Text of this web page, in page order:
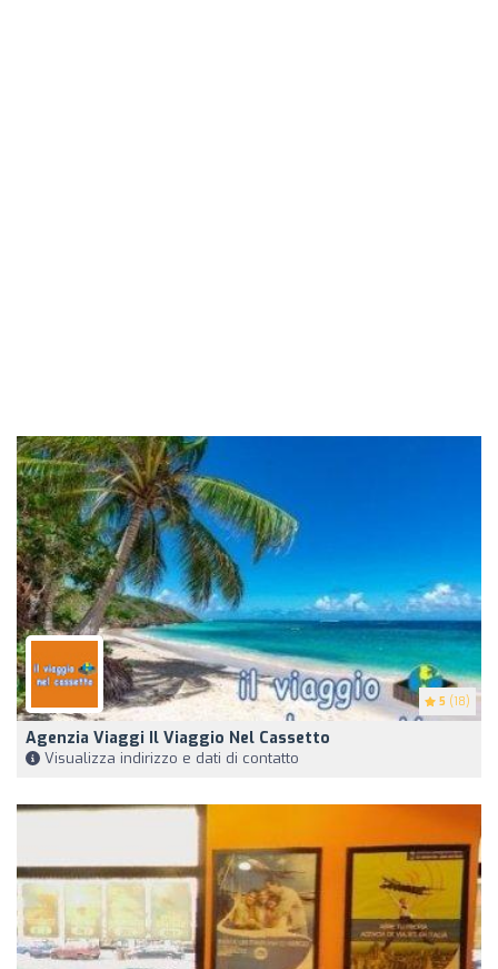
5 (18)
Agenzia Viaggi Il Viaggio Nel Cassetto
Visualizza indirizzo e dati di contatto